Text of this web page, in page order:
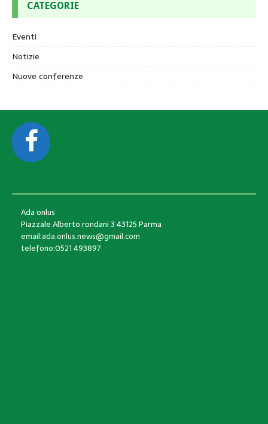
CATEGORIE
Eventi
Notizie
Nuove conferenze
Ada onlus
Piazzale Alberto rondani 3 43125 Parma
email:ada.onlus.news@gmail.com
telefono:0521 493897